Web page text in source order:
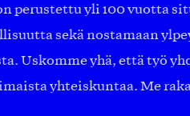
perustettu yli 100 vuotta
sekä nostamaan
Uskomme yhä, että työ
yhteiskuntaa. Me